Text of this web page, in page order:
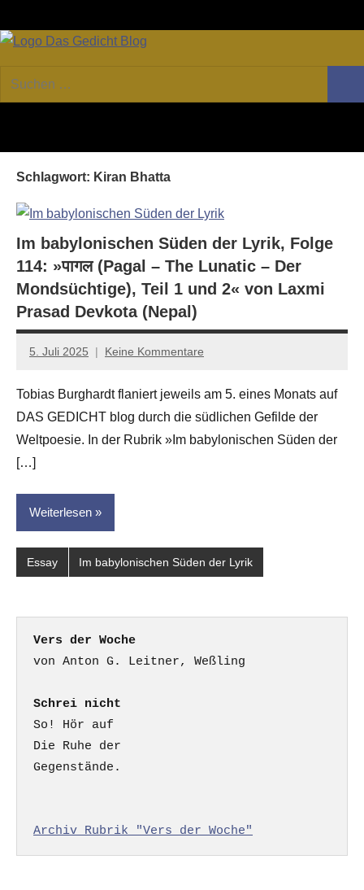
Inhalt
GEDICHT
Forum
von
Essay
und
Kritik
Suchen
nach:
Schlagwort: Kiran Bhatta
Im babylonischen Süden der Lyrik, Folge
114: »पागल (Pagal – The Lunatic – Der
Mondsüchtige), Teil 1 und 2« von Laxmi
Prasad Devkota (Nepal)
5. Juli 2025
Jan-
Hornauer
für
dasgedichtblog
Keine Kommentare
Tobias Burghardt flaniert jeweils am 5. eines Monats auf
DAS GEDICHT blog durch die südlichen Gefilde der
Weltpoesie. In der Rubrik »Im babylonischen Süden der
[…]
Weiterlesen
Essay Im babylonischen Süden der Lyrik
Vers der Woche
Schrei nicht
So! Hör auf
Die Ruhe der
Gegenstände.
Archiv Rubrik "Vers der Woche"